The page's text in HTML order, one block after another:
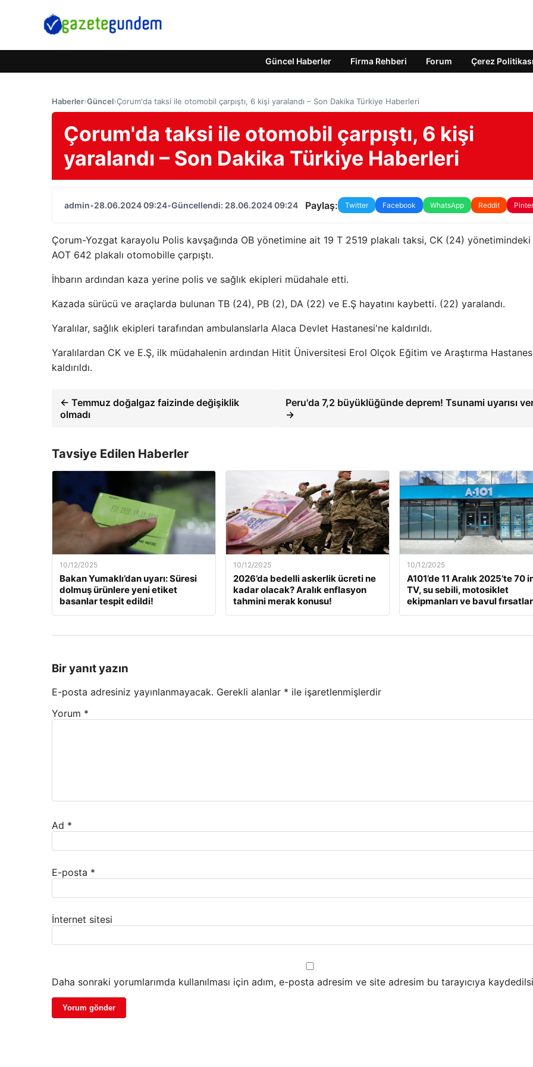
Güncel Haberler Firma Rehberi Forum Çerez Politikası
Haberler›Güncel›Çorum'da taksi ile otomobil çarpıştı, 6 kişi yaralandı – Son Dakika Türkiye Haberleri
Çorum'da taksi ile otomobil çarpıştı, 6 kişi
yaralandı – Son Dakika Türkiye Haberleri
admin•28.06.2024 09:24•Güncellendi: 28.06.2024 09:24 Paylaş: Twitter Facebook WhatsApp Reddit
Çorum-Yozgat karayolu Polis kavşağında OB yönetimine ait 19 T 2519 plakalı taksi, CK (24)
AOT 642 plakalı otomobille çarpıştı.
İhbarın ardından kaza yerine polis ve sağlık ekipleri müdahale etti.
Kazada sürücü ve araçlarda bulunan TB (24), PB (2), DA (22) ve E.Ş hayatını kaybetti. (22) yaralandı.
Yaralılar, sağlık ekipleri tarafından ambulanslarla Alaca Devlet Hastanesi'ne kaldırıldı.
Yaralılardan CK ve E.Ş, ilk müdahalenin ardından Hitit Üniversitesi Erol Olçok Eğitim ve Araştırma
kaldırıldı.
← Temmuz doğalgaz faizinde değişiklik
olmadı
Peru'da 7,2 büyüklüğünde deprem! Tsunami uyarısı
→
Tavsiye Edilen Haberler
10/12/2025
Bakan Yumaklı’dan uyarı: Süresi
dolmuş ürünlere yeni etiket
basanlar tespit edildi!
10/12/2025
2026’da bedelli askerlik ücreti ne
kadar olacak? Aralık enflasyon
tahmini merak konusu!
10/12/2025
A101’de 11 Aralık 2025’te 70
TV, su sebili, motosiklet
ekipmanları ve bavul
Bir yanıt yazın
E-posta adresiniz yayınlanmayacak. Gerekli alanlar * ile işaretlenmişlerdir
Yorum *
Ad *
E-posta *
İnternet sitesi
Daha sonraki yorumlarımda kullanılması için adım, e-posta adresim ve site adresim bu tarayıcıya